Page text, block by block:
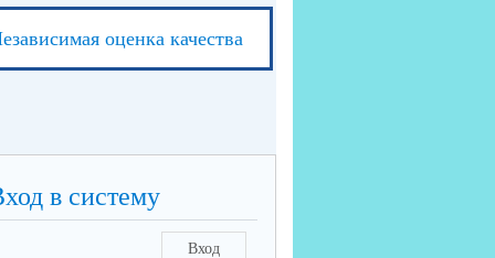
оценка качества
в систему
Вход